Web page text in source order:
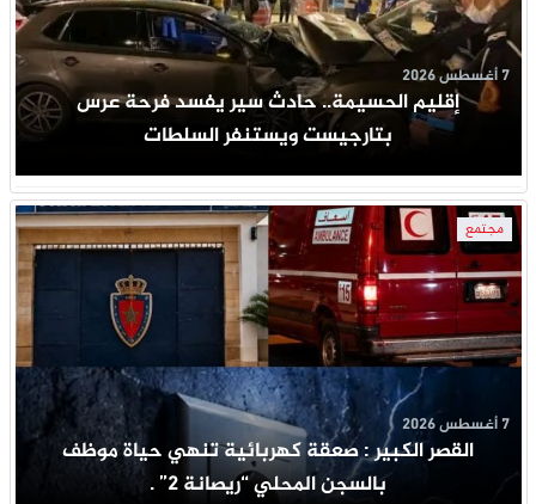
إقليم الحسيمة.. حادث سير يفسد فرحة عرس
بتارجيست ويستنفر السلطات
7 أغسطس 2026
مجتمع
القصر الكبير : صعقة كهربائية تنهي حياة موظف
بالسجن المحلي “ريصانة 2” .
7 أغسطس 2026